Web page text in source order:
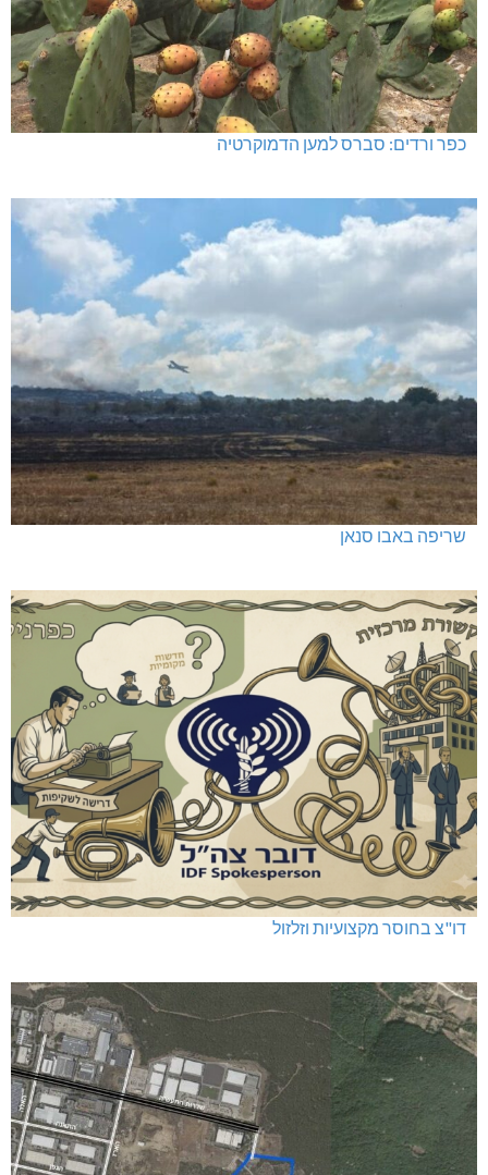
כפר ורדים: סברס למען הדמוקרטיה
שריפה באבו סנאן
דו"צ בחוסר מקצועיות וזלזול